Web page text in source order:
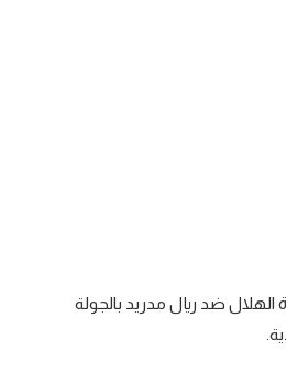
ضد ريال مدريد بالجولة